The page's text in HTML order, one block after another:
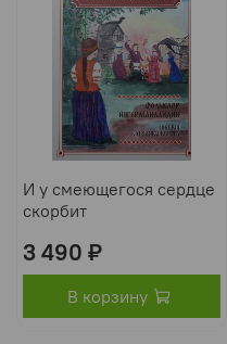
И у смеющегося сердце
скорбит
3 490 ₽
В корзину